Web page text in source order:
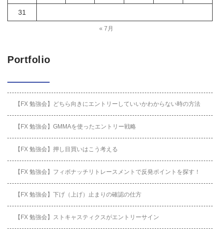
31
« 7月
Portfolio
【FX 勉強会】どちら向きにエントリーしていいかわからない時の方法
【FX 勉強会】GMMAを使ったエントリー戦略
【FX 勉強会】押し目買いはこう考える
【FX 勉強会】フィボナッチリトレースメントで反発ポイントを探す！
【FX 勉強会】下げ（上げ）止まりの確認の仕方
【FX 勉強会】ストキャスティクスがエントリーサイン